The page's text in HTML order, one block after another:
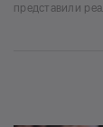
представили